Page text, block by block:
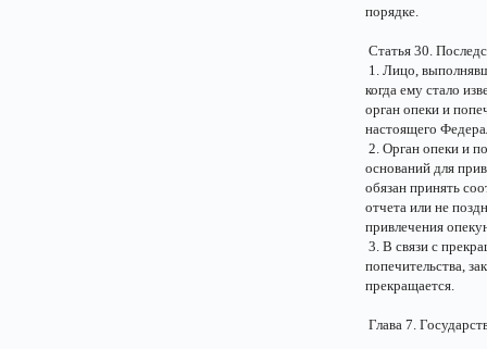
порядке.
Статья 30.
1. Лицо,
когда ему стало
орган опеки и
настоящего
2. Орган опеки и
оснований для
обязан принять
отчета или не
привлечения
3. В связи с
попечительства,
прекращается.
Глава 7.